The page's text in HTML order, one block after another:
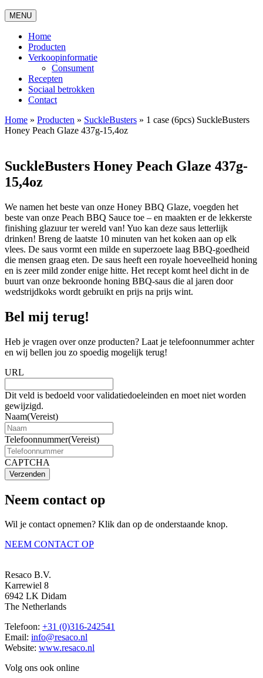
MENU
Home
Producten
Verkoopinformatie
Consument
Recepten
Sociaal betrokken
Contact
Home » Producten » SuckleBusters » 1 case (6pcs) SuckleBusters
Honey Peach Glaze 437g-15,4oz
SuckleBusters Honey Peach Glaze 437g-
15,4oz
We namen het beste van onze Honey BBQ Glaze, voegden het
beste van onze Peach BBQ Sauce toe – en maakten er de lekkerste
finishing glazuur ter wereld van! Yuo kan deze saus letterlijk
drinken! Breng de laatste 10 minuten van het koken aan op elk
vlees. De saus vormt een milde en superzoete laag BBQ-goedheid
die mensen graag eten. De saus heeft een royale hoeveelheid honing
en is zeer mild zonder enige hitte. Het recept komt heel dicht in de
buurt van onze bekroonde honing BBQ-saus die al jaren door
wedstrijdkoks wordt gebruikt en prijs na prijs wint.
Bel mij terug!
Heb je vragen over onze producten? Laat je telefoonnummer achter
en wij bellen jou zo spoedig mogelijk terug!
URL
Dit veld is bedoeld voor validatiedoeleinden en moet niet worden
gewijzigd.
Naam(Vereist)
Telefoonnummer(Vereist)
CAPTCHA
Verzenden
Neem contact op
Wil je contact opnemen? Klik dan op de onderstaande knop.
NEEM CONTACT OP
Resaco B.V.
Karrewiel 8
6942 LK Didam
The Netherlands
Telefoon: +31 (0)316-242541
Email: info@resaco.nl
Website: www.resaco.nl
Volg ons ook online